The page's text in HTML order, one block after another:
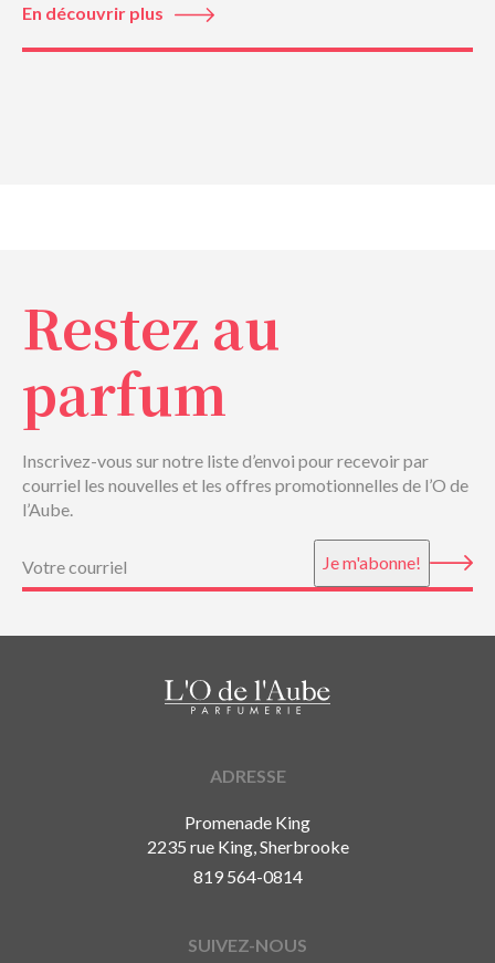
En découvrir plus
Restez au
parfum
Inscrivez-vous sur notre liste d’envoi pour recevoir par
courriel les nouvelles et les offres promotionnelles de l’O de
l’Aube.
Je m'abonne!
ADRESSE
Promenade King
2235 rue King, Sherbrooke
819 564-0814
SUIVEZ-NOUS